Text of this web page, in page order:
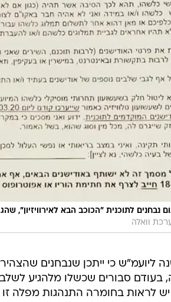
נבחנים לתוכנית "הכוכב הבא לאירוויזיון",
וואלה
כי ייתכן שנבחנים
בעודם סבורים שכשלו מלהגיע
יש לראות בחומרה התנהגות מפלה